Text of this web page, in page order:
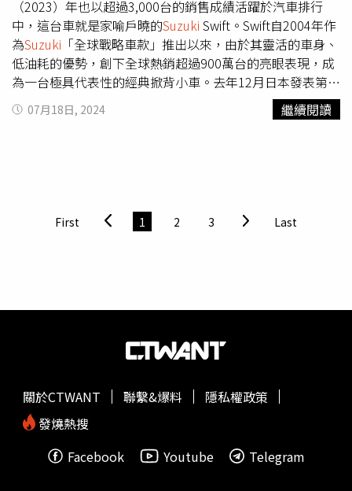
（2023）年也以超過3,000台的銷售成績活躍於汽車排行
中，這台車就是家喻戶曉的Suzuki Swift。Swift自2004年作
為Suzuki 「全球戰略車款」推出以來，由於其靈活的車身、
低油耗的優勢，創下全球熱銷超過900萬台的亮眼表現，成
為一台極具代表性的經典掀背小車。去年12月日本發表第4
代全新Swift，台灣在7月10日也正式上市，採單一車型，且
新增多項配備以後，售價只比前一代漲1萬元來到73萬元，
輕易從巷弄中掙脫、在街道上迴轉，對新手駕駛來說，搭配
全車系標配的倒車顯影也可以更快速停進車格中。二、可愛
更加大膽，並承襲家族的蚌殼式引擎蓋，在嶄新外觀之餘仍
計，可以在照明時呈現更寬闊的外觀。（圖／黃威彬攝）
雖然是一台可愛小車，車側卻充滿肌肉感，多了幾分帥氣和
的是，16吋雙色切削輪圈，在重量、強度和空氣力學的平衡
比過去減少15%的滾動阻力。16吋雙色切削輪圈在重量、
黃威彬攝） 從車後看，獨特雕塑的後門和寬大的後保險
07月18日, 2024 繼續閱讀
First 1 2 3 Last
關於CTWANT 聯繫&爆料
隱私權政策
發燒熱搜
Facebook
Youtube Telegram